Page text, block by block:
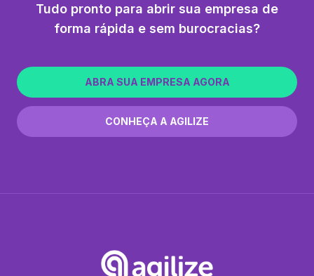
Tudo pronto para abrir sua empresa de
forma rápida e sem burocracias?
ABRA SUA EMPRESA AGORA
CONHEÇA A AGILIZE